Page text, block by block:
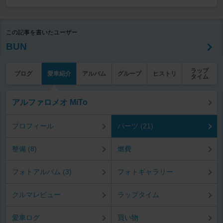
この記事を書いたユーザー
BUN
ブログ 愛車紹介 アルバム グループ ヒストリ
ラップ
タイム
アルファロメオ MiTo
プロフィール パーツ (21)
整備 (8) 燃費
フォトアルバム (3) フォトギャラリー
クルマレビュー ラップタイム
愛車ログ 買い物